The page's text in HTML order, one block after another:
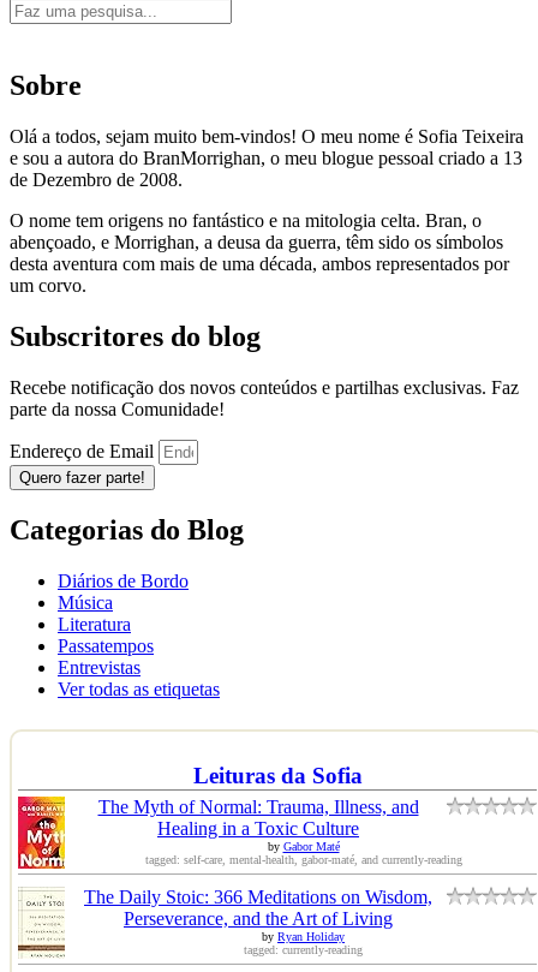
Sobre
Olá a todos, sejam muito bem-vindos! O meu nome é Sofia Teixeira
e sou a autora do BranMorrighan, o meu blogue pessoal criado a 13
de Dezembro de 2008.
O nome tem origens no fantástico e na mitologia celta. Bran, o
abençoado, e Morrighan, a deusa da guerra, têm sido os símbolos
desta aventura com mais de uma década, ambos representados por
um corvo.
Subscritores do blog
Recebe notificação dos novos conteúdos e partilhas exclusivas. Faz
parte da nossa Comunidade!
Endereço de Email
Quero fazer parte!
Categorias do Blog
Diários de Bordo
Música
Literatura
Passatempos
Entrevistas
Ver todas as etiquetas
Leituras da Sofia
The Myth of Normal: Trauma, Illness, and
Healing in a Toxic Culture
by Gabor Maté
tagged: self-care, mental-health, gabor-maté, and currently-reading
The Daily Stoic: 366 Meditations on Wisdom,
Perseverance, and the Art of Living
by Ryan Holiday
tagged: currently-reading